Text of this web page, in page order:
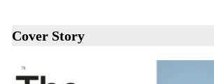
Cover Story